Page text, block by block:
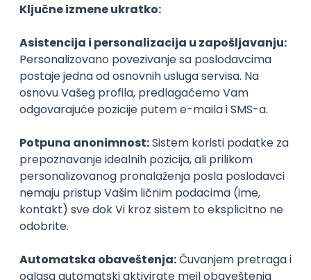
Embedded Software Engineer
Tajfun HIL d.o.o.
Novi Sad
30.08.2026.
Linux C++ Svn Python SoC
Embedded
FPGA
Matlab Intermediate @
POSLOVI NA MAIL
KATEGORIJA
TEHNOLOGIJA
POSLODAVAC
GRAD
Najnoviji poslovi svakog dana u tvom